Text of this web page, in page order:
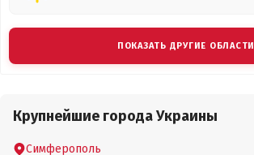
ПОКАЗАТЬ ДРУГИЕ ОБЛАСТИ
Крупнейшие города Украины
Симферополь